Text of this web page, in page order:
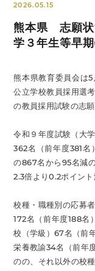
2026.05.15
熊本県 志願状
学３年生等早
熊本県教育委員会は
公立学校教員採用選
の教員採用試験の志願
令和９年度試験（大
362名（前年度381名
の867名から95名減
2.3倍より0.2ポイント
校種・職種別の応募
172名（前年度188名
校（学級）67名（前
栄養教諭34名（前年
のの、それ以外の校